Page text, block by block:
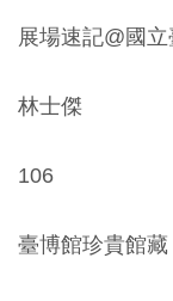
展場速記@國
林士傑
106
臺博館珍貴館